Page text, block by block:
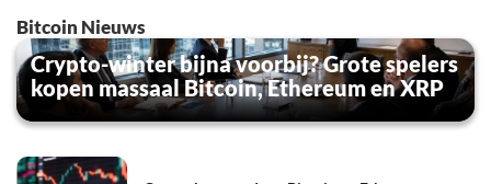
Bitcoin Nieuws
Crypto-winter bijna voorbij? Grote spelers
kopen massaal Bitcoin, Ethereum en XRP